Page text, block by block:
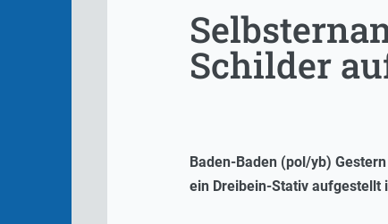
Schilder
Baden-Baden (pol/yb)
ein Dreibein-Stativ aufgestellt